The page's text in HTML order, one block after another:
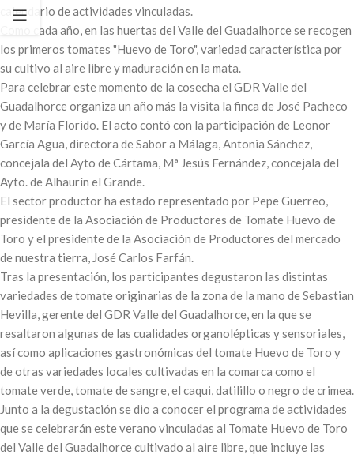
calendario de actividades vinculadas.
Como cada año, en las huertas del Valle del Guadalhorce se recogen
los primeros tomates "Huevo de Toro", variedad característica por
su cultivo al aire libre y maduración en la mata.
Para celebrar este momento de la cosecha el GDR Valle del
Guadalhorce organiza un año más la visita la finca de José Pacheco
y de María Florido. El acto contó con la participación de Leonor
García Agua, directora de Sabor a Málaga, Antonia Sánchez,
concejala del Ayto de Cártama, Mª Jesús Fernández, concejala del
Ayto. de Alhaurín el Grande.
El sector productor ha estado representado por Pepe Guerreo,
presidente de la Asociación de Productores de Tomate Huevo de
Toro y el presidente de la Asociación de Productores del mercado
de nuestra tierra, José Carlos Farfán.
Tras la presentación, los participantes degustaron las distintas
variedades de tomate originarias de la zona de la mano de Sebastian
Hevilla, gerente del GDR Valle del Guadalhorce, en la que se
resaltaron algunas de las cualidades organolépticas y sensoriales,
así como aplicaciones gastronómicas del tomate Huevo de Toro y
de otras variedades locales cultivadas en la comarca como el
tomate verde, tomate de sangre, el caqui, datilillo o negro de crimea.
Junto a la degustación se dio a conocer el programa de actividades
que se celebrarán este verano vinculadas al Tomate Huevo de Toro
del Valle del Guadalhorce cultivado al aire libre, que incluye las